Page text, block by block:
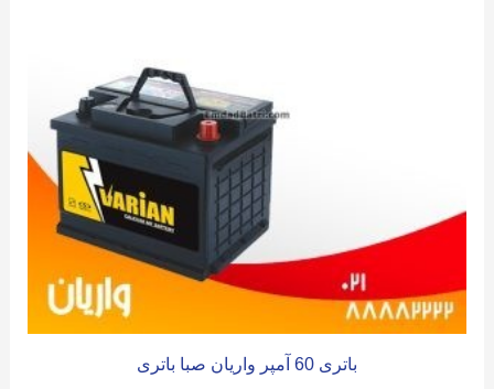
باتری 60 آمپر واریان صبا باتری